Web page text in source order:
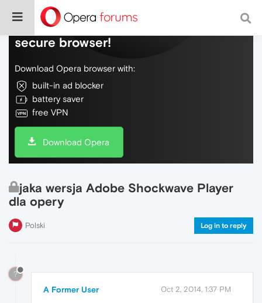
Do more on the web, with a fast and
secure browser!
Download Opera browser with:
built-in ad blocker
battery saver
free VPN
Download Opera
jaka wersja Adobe Shockwave Player
dla opery
Polski Log in to reply
?
A Former User Oct 2, 2014, 1:37 PM